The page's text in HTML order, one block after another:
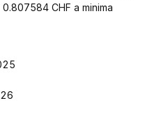
CHF a minima